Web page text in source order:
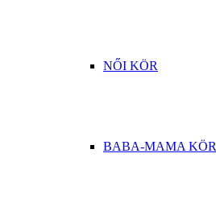
NŐI KÖR
BABA-MAMA KÖR